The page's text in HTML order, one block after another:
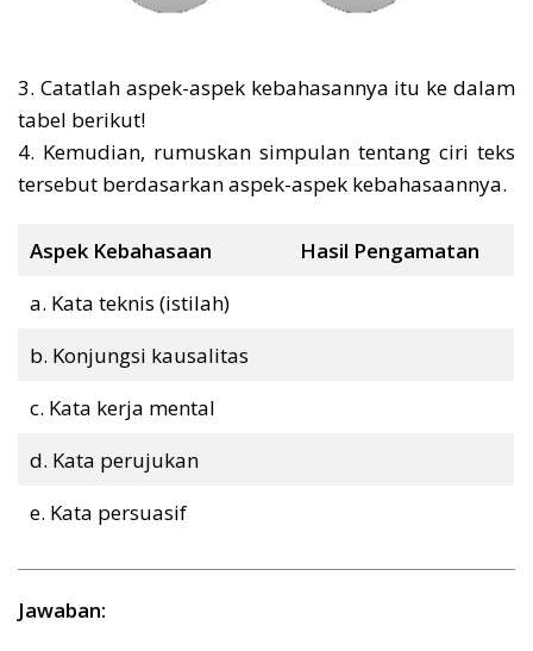
3. Catatlah aspek-aspek kebahasannya itu ke dalam
tabel berikut!
4. Kemudian, rumuskan simpulan tentang ciri teks
tersebut berdasarkan aspek-aspek kebahasaannya.
Aspek Kebahasaan
Hasil Pengamatan
a. Kata teknis (istilah)
b. Konjungsi kausalitas
c. Kata kerja mental
d. Kata perujukan
e. Kata persuasif
Jawaban: